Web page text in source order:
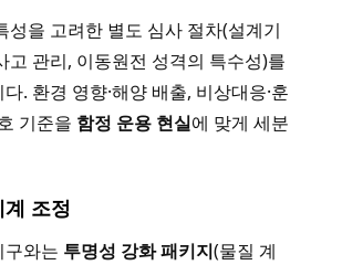
성을 고려한 별도 심사 절차(설계기
고 관리, 이동원전 성격의 특수성)를
. 환경 영향·해양 배출, 비상대응·훈
기준을 함정 운용 현실에 맞게 세분
조정
구와는 투명성 강화 패키지(물질 계